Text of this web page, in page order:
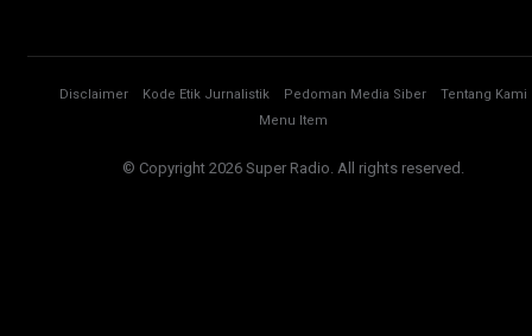
Disclaimer Kode Etik Jurnalistik Pedoman Media Siber
Tentang Kami
Menu Item
© Copyright 2026 Super Radio. All rights reserved.